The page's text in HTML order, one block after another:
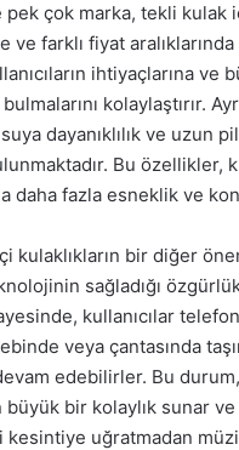
pek çok marka, tekli kulak
ve farklı fiyat aralıklarında
ihtiyaçlarına ve
kolaylaştırır.
dayanıklılık ve uzun
Bu özellikler,
daha fazla esneklik ve
kulaklıkların bir diğer
sağladığı
kullanıcılar
veya çantasında
edebilirler. Bu
bir kolaylık sunar ve
uğratmadan